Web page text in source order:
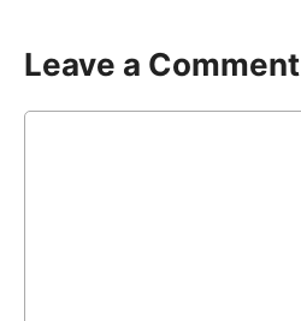
Leave a Comment
Comment